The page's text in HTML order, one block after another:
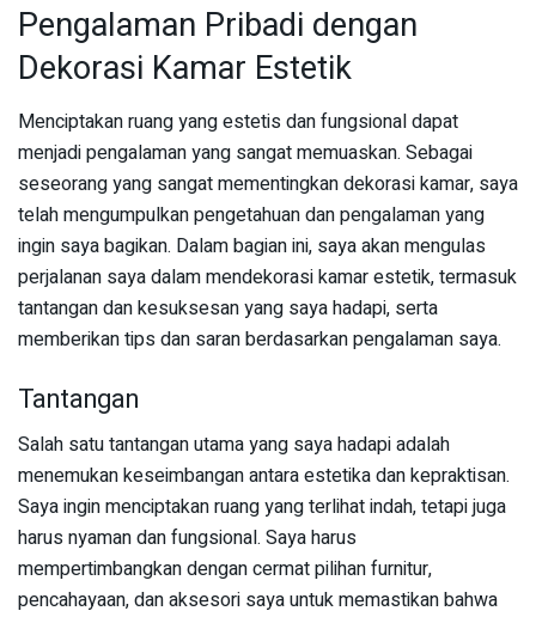
Pengalaman Pribadi dengan
Dekorasi Kamar Estetik
Menciptakan ruang yang estetis dan fungsional dapat
menjadi pengalaman yang sangat memuaskan. Sebagai
seseorang yang sangat mementingkan dekorasi kamar, saya
telah mengumpulkan pengetahuan dan pengalaman yang
ingin saya bagikan. Dalam bagian ini, saya akan mengulas
perjalanan saya dalam mendekorasi kamar estetik, termasuk
tantangan dan kesuksesan yang saya hadapi, serta
memberikan tips dan saran berdasarkan pengalaman saya.
Tantangan
Salah satu tantangan utama yang saya hadapi adalah
menemukan keseimbangan antara estetika dan kepraktisan.
Saya ingin menciptakan ruang yang terlihat indah, tetapi juga
harus nyaman dan fungsional. Saya harus
mempertimbangkan dengan cermat pilihan furnitur,
pencahayaan, dan aksesori saya untuk memastikan bahwa